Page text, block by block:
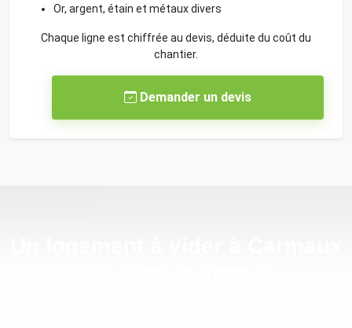
Or, argent, étain et métaux divers
Chaque ligne est chiffrée au devis, déduite du coût du
chantier.
Demander un devis